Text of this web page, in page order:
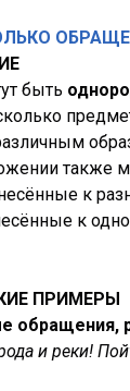
быть
также
к
к
ПРИМЕРЫ
обращения,
и реки!